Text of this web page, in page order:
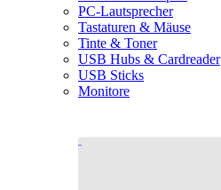
PC-Lautsprecher
Tastaturen & Mäuse
Tinte & Toner
USB Hubs & Cardreader
USB Sticks
Monitore